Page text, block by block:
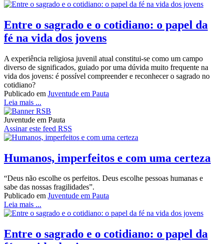
Entre o sagrado e o cotidiano: o papel da
fé na vida dos jovens
A experiência religiosa juvenil atual constitui-se como um campo
diverso de significados, guiado por uma dúvida muito frequente na
vida dos jovens: é possível compreender e reconhecer o sagrado no
cotidiano?
Publicado em Juventude em Pauta
Leia mais ...
Juventude em Pauta
Assinar este feed RSS
Humanos, imperfeitos e com uma certeza
“Deus não escolhe os perfeitos. Deus escolhe pessoas humanas e
sabe das nossas fragilidades”.
Publicado em Juventude em Pauta
Leia mais ...
Entre o sagrado e o cotidiano: o papel da